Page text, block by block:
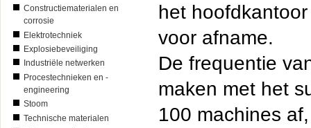
Constructiematerialen en
corrosie
Elektrotechniek
Explosiebeveiliging
Industriële netwerken
Procestechnieken en -
engineering
Stoom
Technische materialen
het
voor afname.
De frequentie
maken met het
100 machines